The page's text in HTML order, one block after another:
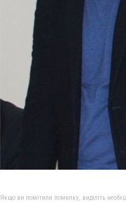
Якщо ви помітили помилку, виділіть